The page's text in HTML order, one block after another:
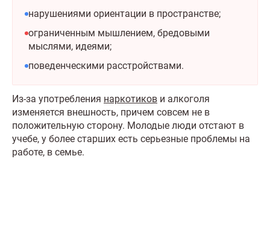
нарушениями ориентации в пространстве;
ограниченным мышлением, бредовыми
мыслями, идеями;
поведенческими расстройствами.
Из-за употребления наркотиков и алкоголя
изменяется внешность, причем совсем не в
положительную сторону. Молодые люди отстают в
учебе, у более старших есть серьезные проблемы на
работе, в семье.